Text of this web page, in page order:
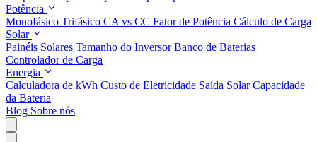
Potência
Monofásico Trifásico CA vs CC Fator de Potência Cálculo de Carga
Solar
Painéis Solares Tamanho do InversorBanco de Baterias
Controlador de Carga
Energia
Calculadora de kWh Custo de Eletricidade Saída SolarCapacidade
da Bateria
Blog Sobre nós